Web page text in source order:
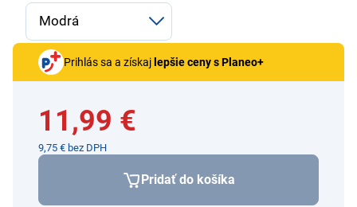
Prihlás sa a získaj lepšie ceny s Planeo+
11,99 €
9,75 € bez DPH
Pridať do košíka